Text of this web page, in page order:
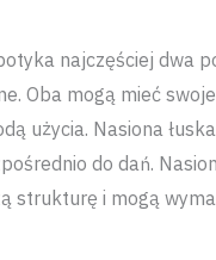
najczęściej dwa
Oba mogą mieć
użycia. Nasiona
do dań.
strukturę i mogą